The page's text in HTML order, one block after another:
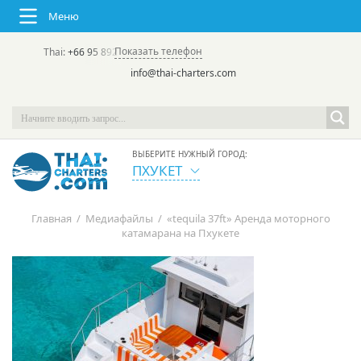
Меню
Thai:+66 95 892 7646(rus/eng) | в России:
Показать телефон
info@thai-charters.com
ВЫБЕРИТЕ НУЖНЫЙ ГОРОД:
ПХУКЕТ
Главная / Медиафайлы / «tequila 37ft» Аренда моторного
катамарана на Пхукете